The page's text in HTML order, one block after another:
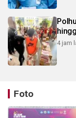
4 jam
Foto